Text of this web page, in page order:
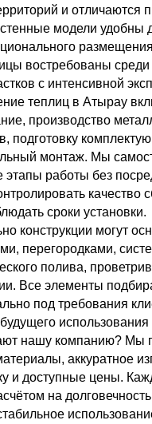
и отличаются
модели удобны
востребованы
с интенсивной
теплиц в Атырау
производство
подготовку
монтаж. Мы
работы без
качество
сроки установки.
конструкции могут
перегородками,
полива,
Все элементы
под требования
нашу компанию? Мы
аккуратное
и доступные цены.
на